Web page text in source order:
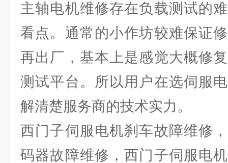
主轴电机维修存在负载测试的
看点。通常的小作坊较难保证
再出厂，基本上是感觉大概修
测试平台。所以用户在选伺服
解清楚服务商的技术实力。
西门子伺服电机刹车故障维修
码器故障维修，西门子伺服电